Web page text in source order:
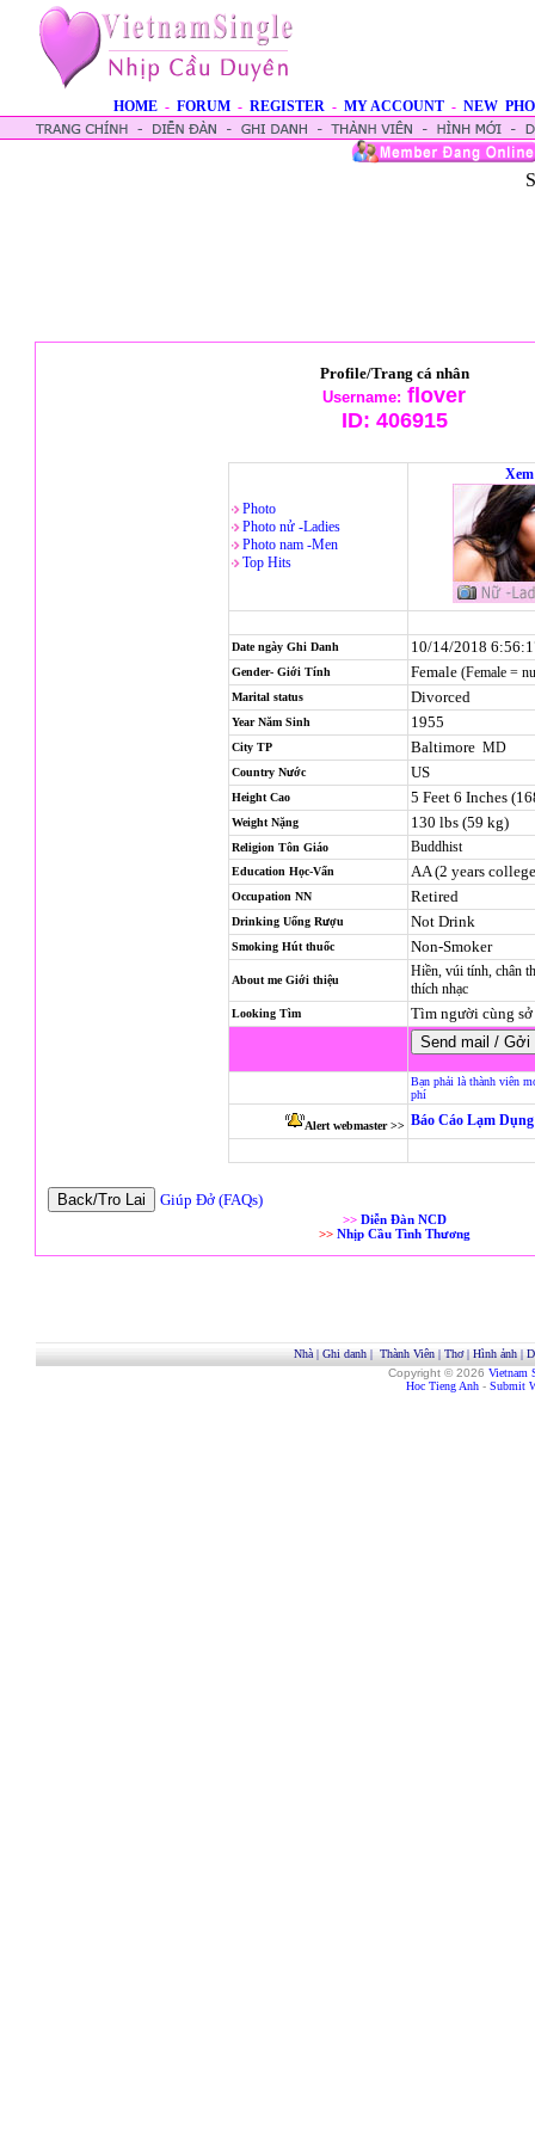
HOME - FORUM - REGISTER - MY ACCOUNT - NEW
Profile/Trang cá nhân
Username: flover
ID: 406915
Photo
Photo nử -Ladies
Photo nam -Men
Top Hits
Date ngày Ghi Danh 10/14/2018
Gender- Giới Tính Female (Female =
Marital status Divorced
Year Năm Sinh 1955
City TP Baltimore MD
Country Nước US
Height Cao 5 Feet 6 Inches
Weight Nặng 130 lbs (59 kg)
Religion Tôn Giáo Buddhist
Education Học-Vấn AA (2 years
Occupation NN Retired
Drinking Uống Rượu Not Drink
Smoking Hút thuốc Non-Smoker
About me Giới thiệu
Hiền, vúi tính, chân
thích nhạc
Looking Tìm Tìm người cùng
Bạn phải là thành viên
phí
Alert webmaster >> Báo Cáo Lạm
Giúp Đở (FAQs)
>> Diễn Đàn NCD
>> Nhịp Cầu Tình Thương
Nhà| Ghi danh| Thành Viên| Thơ| Hình ảnh|
Copyright © 2026 Vietnam
Hoc Tieng Anh - Submit